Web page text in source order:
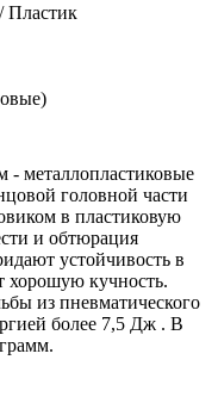
Пластик
металлопластиковые
головной части
в пластиковую
и обтюрация
устойчивость в
хорошую кучность.
из пневматического
более 7,5 Дж . В